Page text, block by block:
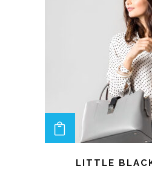
ADD TO CART
LITTLE